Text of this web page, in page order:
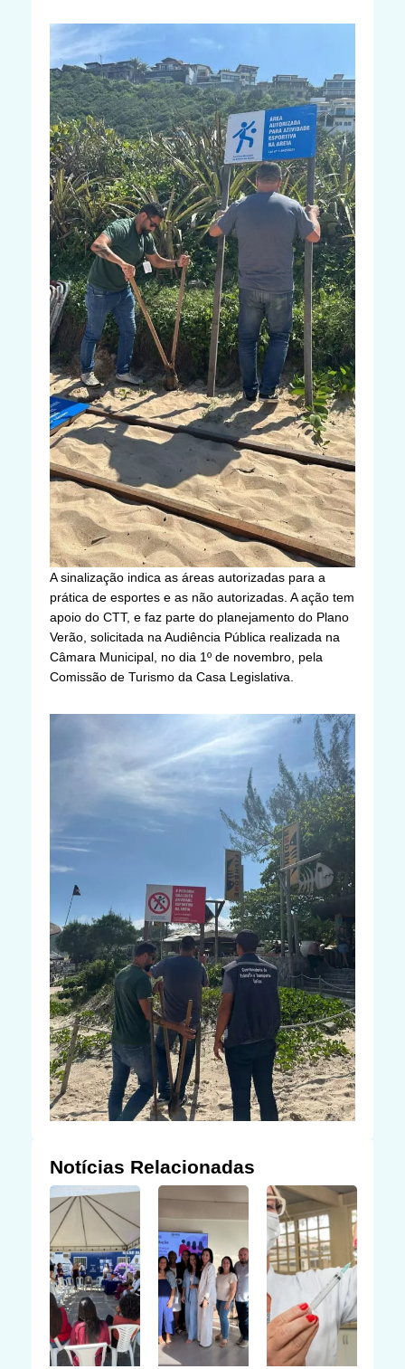
A sinalização indica as áreas autorizadas para a
prática de esportes e as não autorizadas. A ação tem
apoio do CTT, e faz parte do planejamento do Plano
Verão, solicitada na Audiência Pública realizada na
Câmara Municipal, no dia 1º de novembro, pela
Comissão de Turismo da Casa Legislativa.
Notícias Relacionadas